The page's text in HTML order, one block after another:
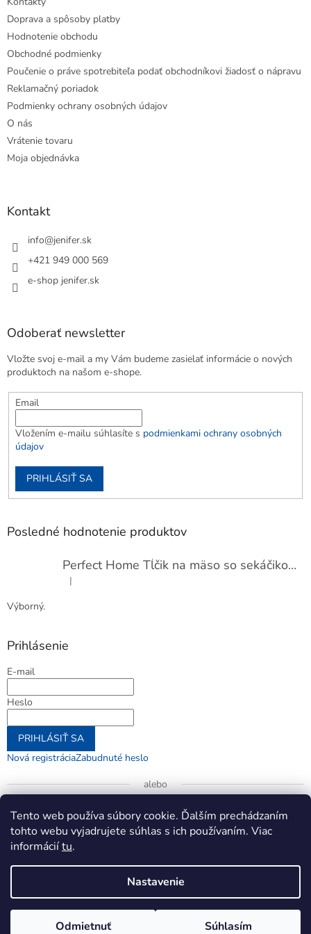
Tento web používa súbory cookie. Ďalším prechádzaním
tohto webu vyjadrujete súhlas s ich používaním. Viac
informáciítu.
Nastavenie
Odmietnuť Súhlasím
Doprava a spôsoby platby
Hodnotenie obchodu
Obchodné podmienky
Poučenie o práve spotrebiteľa podať obchodníkovi žiadosť o nápravu
Reklamačný poriadok
Podmienky ochrany osobných údajov
O nás
Vrátenie tovaru
Moja objednávka
Kontakt
info@jenifer.sk
+421 949 000 569
e-shop jenifer.sk
Odoberať newsletter
Vložte svoj e-mail a my Vám budeme zasielať informácie o nových
produktoch na našom e-shope.
Email
Vložením e-mailu súhlasíte s podmienkami ochrany osobných
údajov
PRIHLÁSIŤ SA
Posledné hodnotenie produktov
Perfect Home Tĺčik na mäso so sekáčikom, 56893
Hodnotenie produktu je 5 z 5 hviezdičiek.
|
Výborný.
Prihlásenie
E-mail
Heslo
PRIHLÁSIŤ SA
Nová registráciaZabudnuté heslo
alebo
Prihlásiť sa cez Google
. Všetky práva vyhradené.